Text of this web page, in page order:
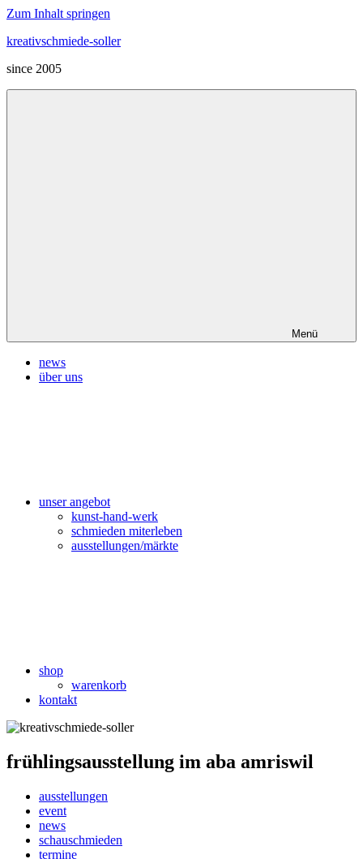
Zum Inhalt springen
kreativschmiede-soller
since 2005
Menü
news
über uns
unser angebot
kunst-hand-werk
schmieden miterleben
ausstellungen/märkte
shop
warenkorb
kontakt
frühlingsausstellung im aba amriswil
ausstellungen
event
news
schauschmieden
termine